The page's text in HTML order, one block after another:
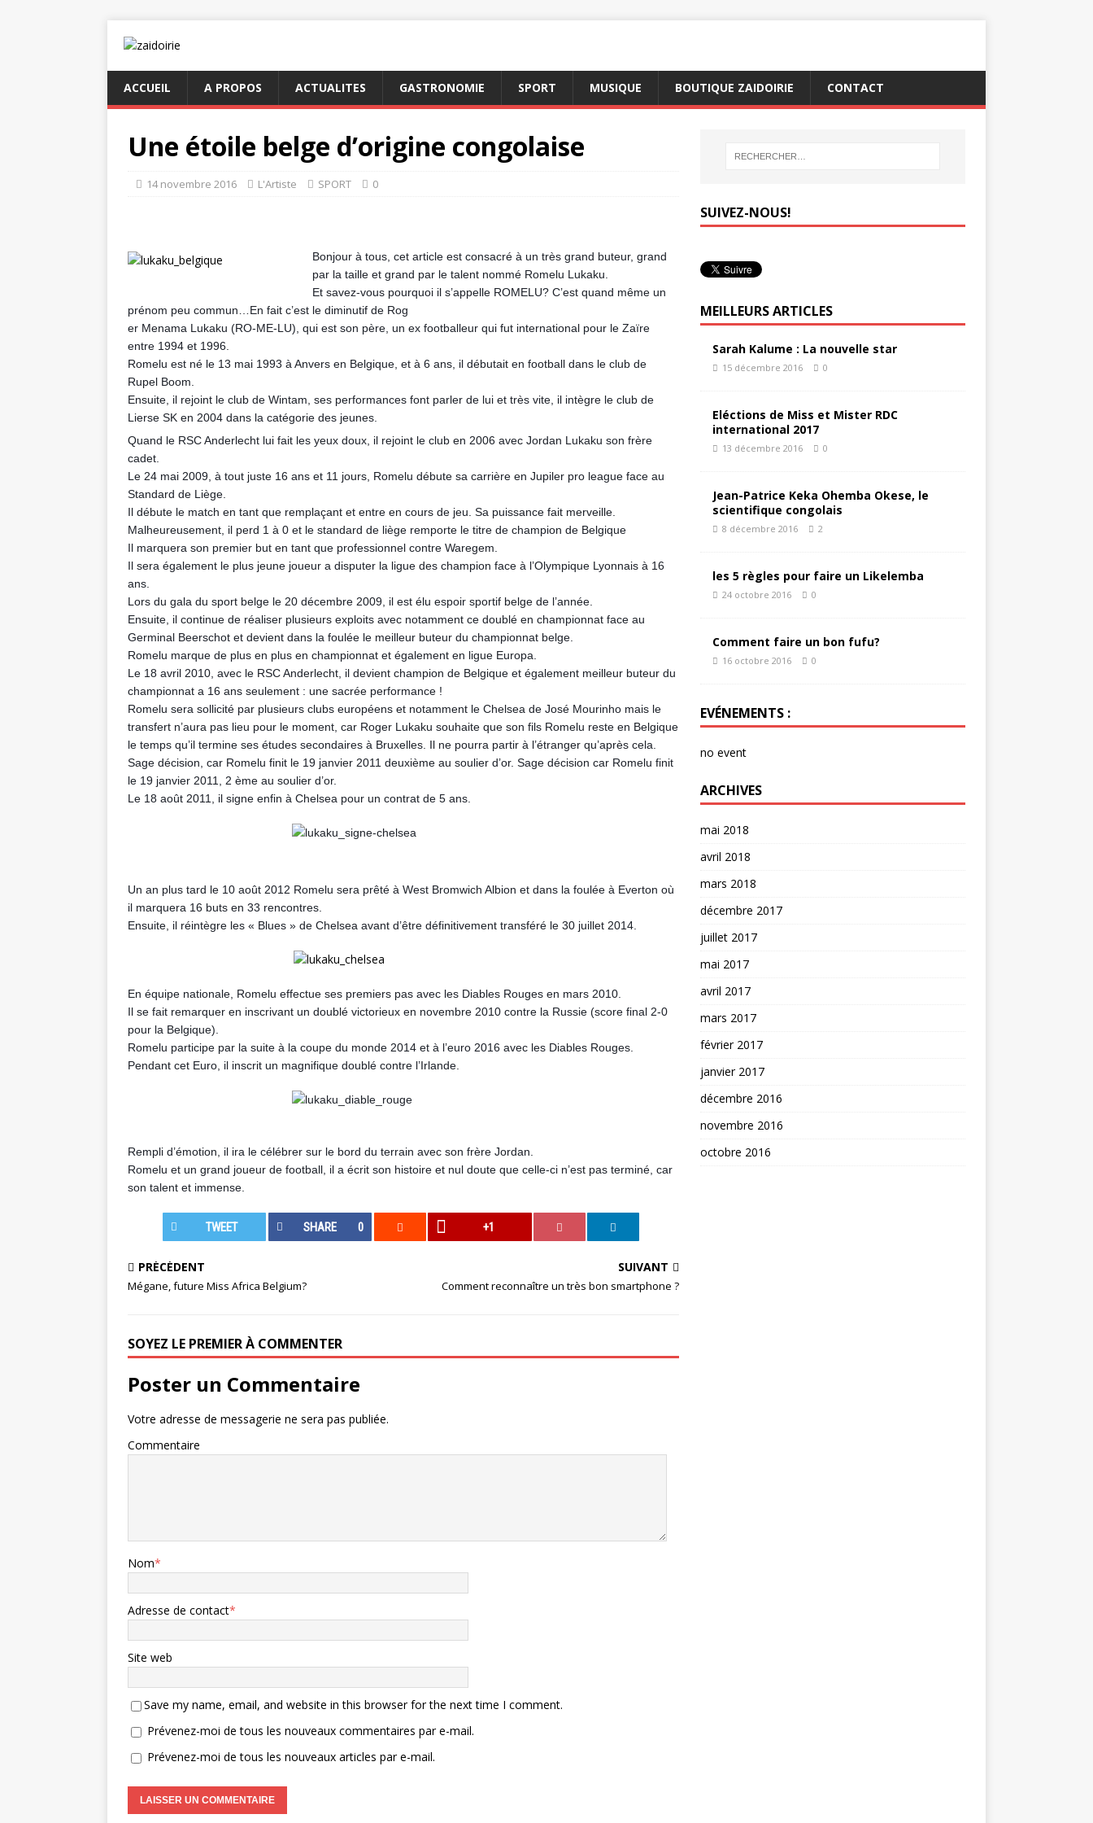
ACCUEIL A PROPOS ACTUALITES GASTRONOMIE SPORT MUSIQUE BOUTIQUE ZAIDOIRIE CONTACT
Une étoile belge d’origine congolaise
14 novembre 2016 L'Artiste SPORT 0
Bonjour à tous, cet article est consacré à un très grand buteur, grand
par la taille et grand par le talent nommé Romelu Lukaku.
Et savez-vous pourquoi il s’appelle ROMELU? C’est quand même un
prénom peu commun… En fait c’est le diminutif de Rog
er Menama Lukaku (RO-ME-LU), qui est son père, un ex footballeur qui fut international pour le Zaïre
entre 1994 et 1996.
Romelu est né le 13 mai 1993 à Anvers en Belgique, et à 6 ans, il débutait en football dans le club de
Rupel Boom.
Ensuite, il rejoint le club de Wintam, ses performances font parler de lui et très vite, il intègre le club de
Lierse SK en 2004 dans la catégorie des jeunes.
Quand le RSC Anderlecht lui fait les yeux doux, il rejoint le club en 2006 avec Jordan Lukaku son frère
cadet.
Le 24 mai 2009, à tout juste 16 ans et 11 jours, Romelu débute sa carrière en Jupiler pro league face au
Standard de Liège.
Il débute le match en tant que remplaçant et entre en cours de jeu. Sa puissance fait merveille.
Malheureusement, il perd 1 à 0 et le standard de liège remporte le titre de champion de Belgique
Il marquera son premier but en tant que professionnel contre Waregem.
Il sera également le plus jeune joueur a disputer la ligue des champion face à l’Olympique Lyonnais à 16
ans.
Lors du gala du sport belge le 20 décembre 2009, il est élu espoir sportif belge de l’année.
Ensuite, il continue de réaliser plusieurs exploits avec notamment ce doublé en championnat face au
Germinal Beerschot et devient dans la foulée le meilleur buteur du championnat belge.
Romelu marque de plus en plus en championnat et également en ligue Europa.
Le 18 avril 2010, avec le RSC Anderlecht, il devient champion de Belgique et également meilleur buteur du
championnat a 16 ans seulement : une sacrée performance !
Romelu sera sollicité par plusieurs clubs européens et notamment le Chelsea de José Mourinho mais le
transfert n’aura pas lieu pour le moment, car Roger Lukaku souhaite que son fils Romelu reste en Belgique
le temps qu’il termine ses études secondaires à Bruxelles. Il ne pourra partir à l’étranger qu’après cela.
Sage décision, car Romelu finit le 19 janvier 2011 deuxième au soulier d’or. Sage décision car Romelu finit
le 19 janvier 2011, 2 ème au soulier d’or.
Le 18 août 2011, il signe enfin à Chelsea pour un contrat de 5 ans.
Un an plus tard le 10 août 2012 Romelu sera prêté à West Bromwich Albion et dans la foulée à Everton où
il marquera 16 buts en 33 rencontres.
Ensuite, il réintègre les « Blues » de Chelsea avant d’être définitivement transféré le 30 juillet 2014.
En équipe nationale, Romelu effectue ses premiers pas avec les Diables Rouges en mars 2010.
Il se fait remarquer en inscrivant un doublé victorieux en novembre 2010 contre la Russie (score final 2-0
pour la Belgique).
Romelu participe par la suite à la coupe du monde 2014 et à l’euro 2016 avec les Diables Rouges.
Pendant cet Euro, il inscrit un magnifique doublé contre l’Irlande.
Rempli d’émotion, il ira le célébrer sur le bord du terrain avec son frère Jordan.
Romelu et un grand joueur de football, il a écrit son histoire et nul doute que celle-ci n’est pas terminé, car
son talent et immense.
TWEET SHARE 0 +1
PRÉCÉDENT
Mégane, future Miss Africa Belgium?
SUIVANT
Comment reconnaître un très bon smartphone ?
SOYEZ LE PREMIER À COMMENTER
Poster un Commentaire
Votre adresse de messagerie ne sera pas publiée.
Commentaire
Nom*
Adresse de contact*
Site web
Save my name, email, and website in this browser for the next time I comment.
Prévenez-moi de tous les nouveaux commentaires par e-mail.
Prévenez-moi de tous les nouveaux articles par e-mail.
SUIVEZ-NOUS!
MEILLEURS ARTICLES
Sarah Kalume : La nouvelle star
15 décembre 2016 0
Eléctions de Miss et Mister RDC
international 2017
13 décembre 2016 0
Jean-Patrice Keka Ohemba Okese, le
scientifique congolais
8 décembre 2016 2
les 5 règles pour faire un Likelemba
24 octobre 2016 0
Comment faire un bon fufu?
16 octobre 2016 0
EVÉNEMENTS :
no event
ARCHIVES
mai 2018
avril 2018
mars 2018
décembre 2017
juillet 2017
mai 2017
avril 2017
mars 2017
février 2017
janvier 2017
décembre 2016
novembre 2016
octobre 2016